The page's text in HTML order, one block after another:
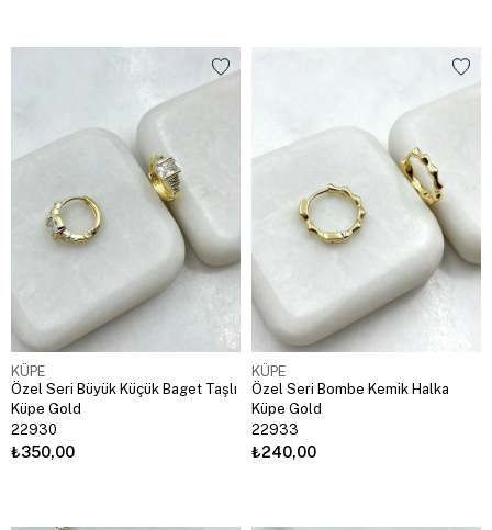
KÜPE
Özel Seri Büyük Küçük Baget Taşlı
Küpe Gold
22930
₺350,00
KÜPE
Özel Seri Bombe Kemik Halka
Küpe Gold
22933
₺240,00